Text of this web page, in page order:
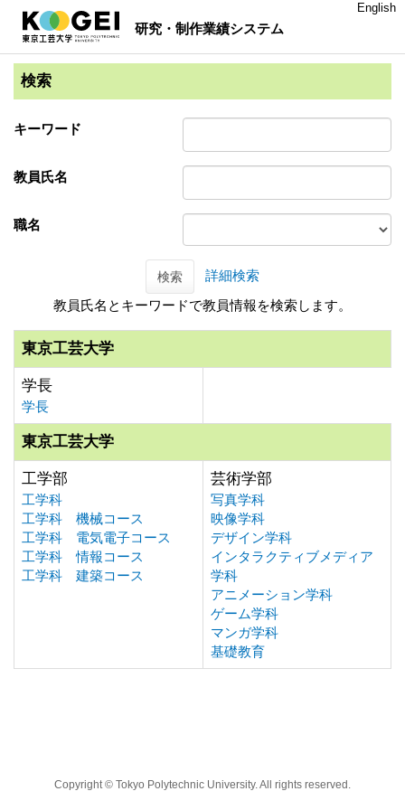
研究・制作業績システム
English
検索
キーワード
教員氏名
職名
検索
詳細検索
教員氏名とキーワードで教員情報を検索します。
東京工芸大学
学長
学長
東京工芸大学
工学部
工学科
工学科 機械コース
工学科 電気電子コース
工学科 情報コース
工学科 建築コース
芸術学部
写真学科
映像学科
デザイン学科
インタラクティブメディア
学科
アニメーション学科
ゲーム学科
マンガ学科
基礎教育
Copyright © Tokyo Polytechnic University. All rights reserved.